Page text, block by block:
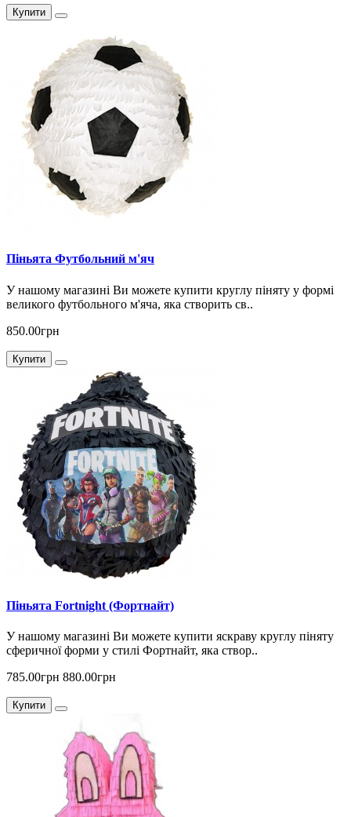
Купити
Піньята Футбольний м'яч
У нашому магазині Ви можете купити круглу піняту у формі
великого футбольного м'яча, яка створить св..
850.00грн
Купити
Піньята Fortnight (Фортнайт)
У нашому магазині Ви можете купити яскраву круглу піняту
сферичної форми у стилі Фортнайт, яка створ..
785.00грн 880.00грн
Купити